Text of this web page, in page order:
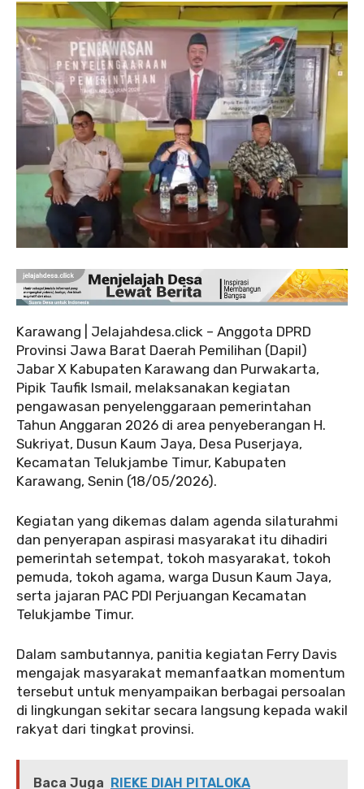
Karawang | Jelajahdesa.click – Anggota DPRD
Provinsi Jawa Barat Daerah Pemilihan (Dapil)
Jabar X Kabupaten Karawang dan Purwakarta,
Pipik Taufik Ismail, melaksanakan kegiatan
pengawasan penyelenggaraan pemerintahan
Tahun Anggaran 2026 di area penyeberangan H.
Sukriyat, Dusun Kaum Jaya, Desa Puserjaya,
Kecamatan Telukjambe Timur, Kabupaten
Karawang, Senin (18/05/2026).
‎Kegiatan yang dikemas dalam agenda silaturahmi
dan penyerapan aspirasi masyarakat itu dihadiri
pemerintah setempat, tokoh masyarakat, tokoh
pemuda, tokoh agama, warga Dusun Kaum Jaya,
serta jajaran PAC PDI Perjuangan Kecamatan
Telukjambe Timur.
‎Dalam sambutannya, panitia kegiatan Ferry Davis
mengajak masyarakat memanfaatkan momentum
tersebut untuk menyampaikan berbagai persoalan
di lingkungan sekitar secara langsung kepada wakil
rakyat dari tingkat provinsi.
Baca Juga RIEKE DIAH PITALOKA